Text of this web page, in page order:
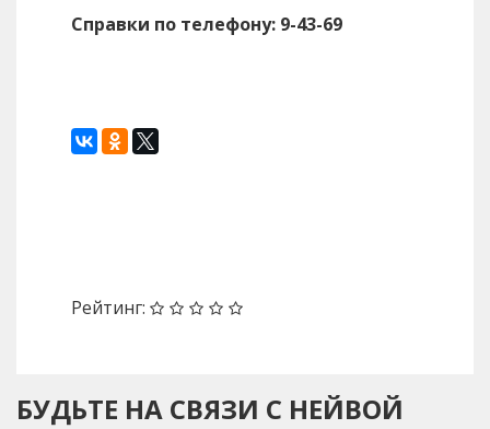
Справки по телефону: 9-43-69
Рейтинг:
БУДЬТЕ НА СВЯЗИ С НЕЙВОЙ